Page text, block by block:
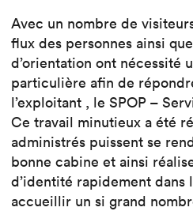
Avec un nombre de
flux des personnes ainsi
d’orientation ont nécessité
particulière afin de
l’exploitant , le SPOP –
Ce travail minutieux a été
administrés puissent se
bonne cabine et ainsi
d’identité rapidement
accueillir un si grand